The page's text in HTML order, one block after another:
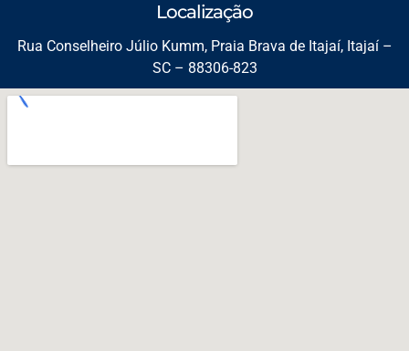
Localização
Rua Conselheiro Júlio Kumm, Praia Brava de Itajaí, Itajaí –
SC – 88306-823